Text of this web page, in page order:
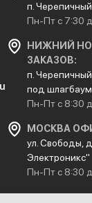
п.
Пн-Пт с 7:30
НИЖНИЙ
ЗАКАЗОВ:
п.
под
Пн-Пт с 8:30
МОСКВА
ул. Свободы,
Электроникс"
Пн-Пт с 8:30